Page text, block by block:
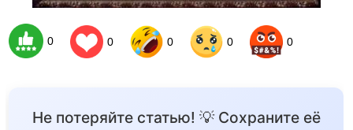
0 0 0 0 0
Не потеряйте статью! 💡 Сохраните её